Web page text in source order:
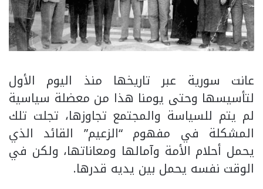
عانت سورية عبر تاريخها منذ اليوم الأول
لتأسيسها وحتى يومنا هذا من معضلة سياسية
لم يتم للسياسة والمجتمع تجاوزها، تجلت تلك
المشكلة في مفهوم “الزعيم” القائد الذي
يحمل أحلام الأمة وآمالها ومعاناتها، ولكن في
الوقت نفسه يحمل بين يديه قدرها.